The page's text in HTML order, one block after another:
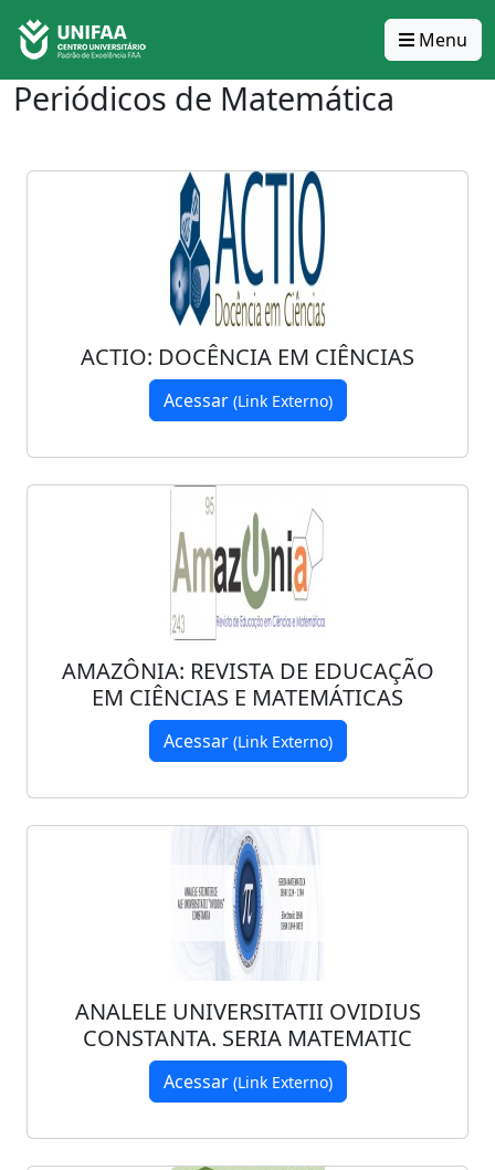
Menu
Periódicos de Matemática
ACTIO: DOCÊNCIA EM CIÊNCIAS
Acessar (Link Externo)
AMAZÔNIA: REVISTA DE EDUCAÇÃO
EM CIÊNCIAS E MATEMÁTICAS
Acessar (Link Externo)
ANALELE UNIVERSITATII OVIDIUS
CONSTANTA. SERIA MATEMATIC
Acessar (Link Externo)